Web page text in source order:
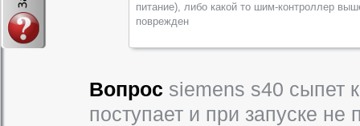
питание), либо какой то шим-контроллер
поврежден
Вопрос siemens s40 сыпет
поступает и при запуске